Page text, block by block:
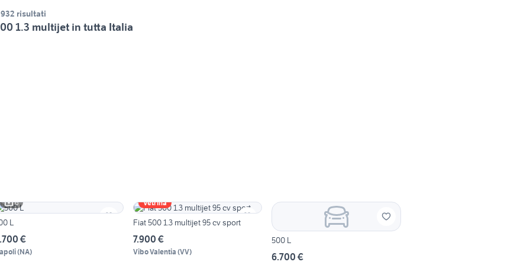
risultati
1.3 multijet in tutta Italia
6
L
€
(NA)
Vetrina
Fiat 500 1.3 multijet 95 cv sport
7.900 €
Vibo Valentia (VV)
500 L
6.700 €